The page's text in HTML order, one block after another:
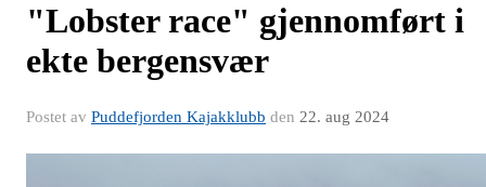
"Lobster race" gjennomført i
ekte bergensvær
Postet av Puddefjorden Kajakklubb den 22. aug 2024